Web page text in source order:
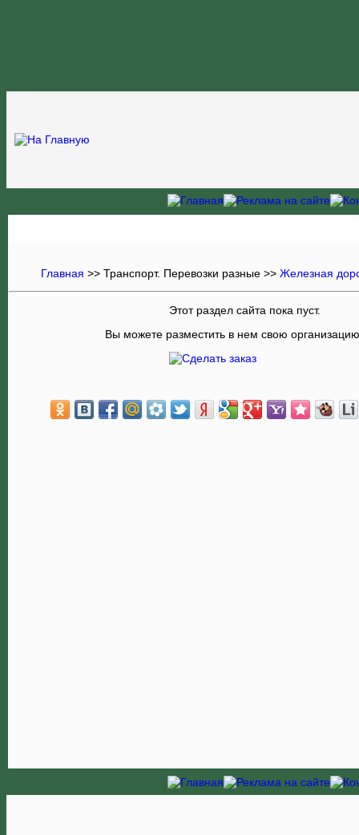
Главная >> Транспорт. Перевозки разные >> Железная
Этот раздел сайта пока пуст.
Вы можете разместить в нем свою организацию